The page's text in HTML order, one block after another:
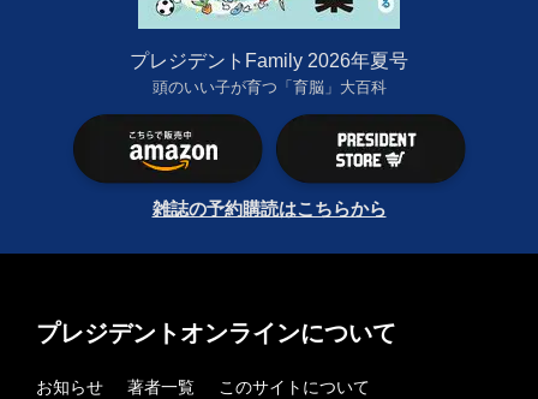
プレジデントFamily 2026年夏号
頭のいい子が育つ「育脳」大百科
雑誌の予約購読はこちらから
プレジデントオンラインについて
お知らせ 著者一覧
このサイトについて